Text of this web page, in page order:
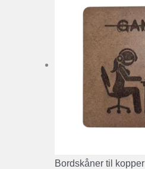
Bordskåner til kopper